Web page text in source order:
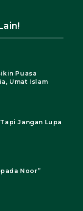
Puasa
Umat Islam
Jangan Lupa
Noor”